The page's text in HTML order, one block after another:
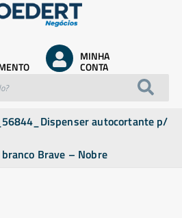
MINHA
CONTA
autocortante p/
Brave – Nobre